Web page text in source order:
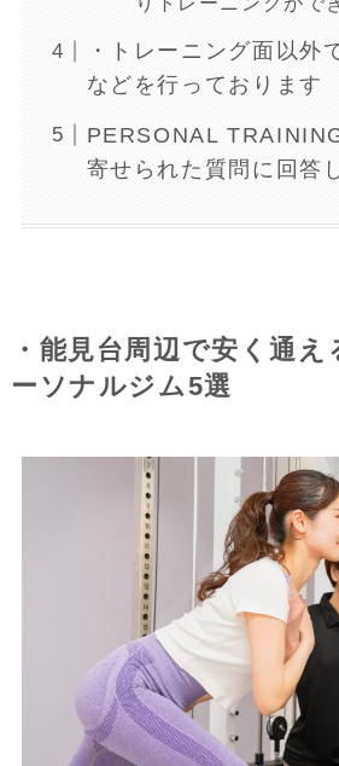
・トレーニング面以外
などを行っております
PERSONAL
寄せられた質問に回答
・能見台周辺で安く通
ーソナルジム5選